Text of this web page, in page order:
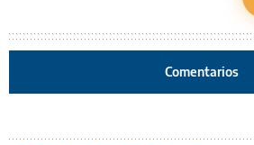
Comentarios